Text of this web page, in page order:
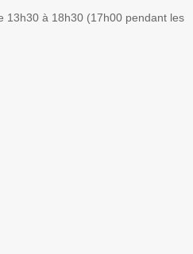
13h30 à 18h30 (17h00 pendant les